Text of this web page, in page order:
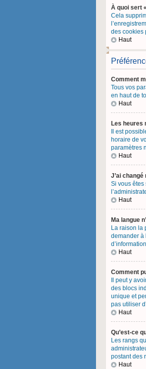
À quoi sert
Cela
des cookies
Haut
Comment
Tous vos
en haut de
Haut
Les heures
Il est
horaire de
paramètres
Haut
J’ai
Si vous êtes
Haut
Ma langue
La raison la
demander à
Haut
Comment
Il peut y
des blocs
unique et
pas utiliser
Haut
Qu’est-ce
Les rangs
postant des
Haut